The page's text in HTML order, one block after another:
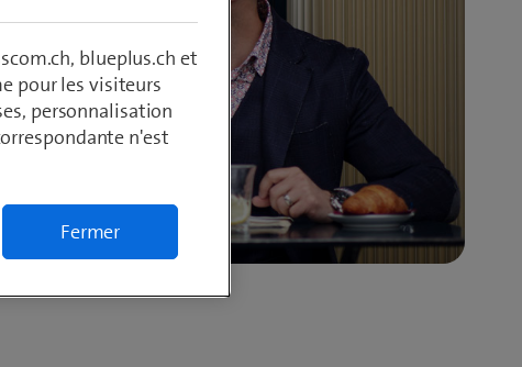
blueplus.ch et
pour les visiteurs
personnalisation
n'est
Fermer